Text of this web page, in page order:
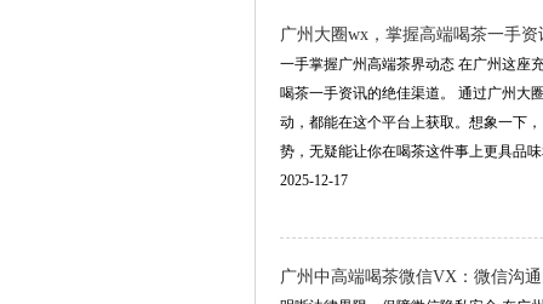
广州大圈wx，掌握高端喝茶一手资
一手掌握广州高端茶界动态 在广州这座
喝茶一手资讯的绝佳渠道。 通过广州大
动，都能在这个平台上获取。想象一下
势，无疑能让你在喝茶这件事上更具品
2025-12-17
广州中高端喝茶微信VX‌：微信沟